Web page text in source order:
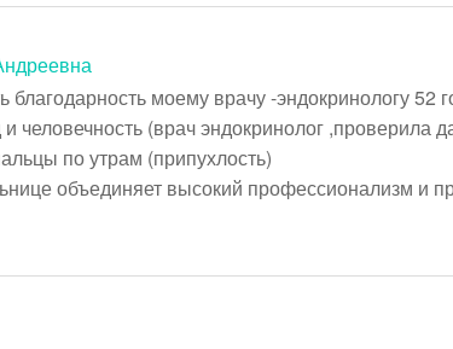
благодарность моему врачу -эндокринологу
человечность (врач эндокринолог ,проверила
по утрам (припухлость)
объединяет высокий профессионализм и